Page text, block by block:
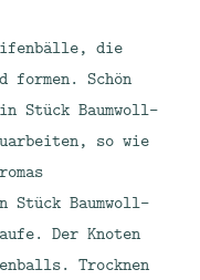
die
formen. Schön
Stück Baumwoll-
so wie
Baumwoll-
Der Knoten
Trocknen